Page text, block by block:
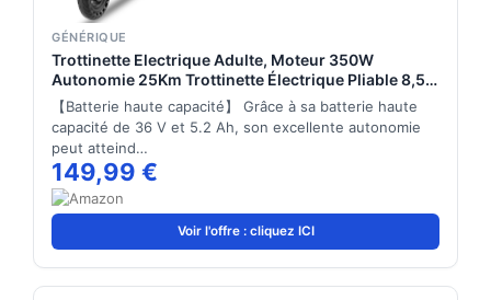
GÉNÉRIQUE
Trottinette Electrique Adulte, Moteur 350W
Autonomie 25Km Trottinette Électrique Pliable 8,5"
Pneu Anti-crevaison Electric Scooter avec Double
Frein, APP
【Batterie haute capacité】 Grâce à sa batterie haute
capacité de 36 V et 5.2 Ah, son excellente autonomie
peut atteind…
149,99 €
Voir l'offre : cliquez ICI